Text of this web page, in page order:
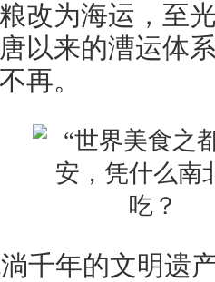
改为海运，至
以来的漕运体
再。
千年的文明遗